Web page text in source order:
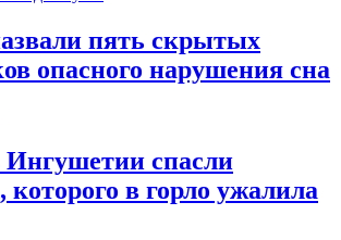
пять скрытых
опасного нарушения сна
Ингушетии спасли
которого в горло ужалила